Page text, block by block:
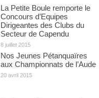
La Petite Boule remporte le
Concours d’Equipes
Dirigeantes des Clubs du
Secteur de Capendu
8 juillet 2015
Nos Jeunes Pétanquaïres
aux Championnats de l’Aude
20 avril 2015